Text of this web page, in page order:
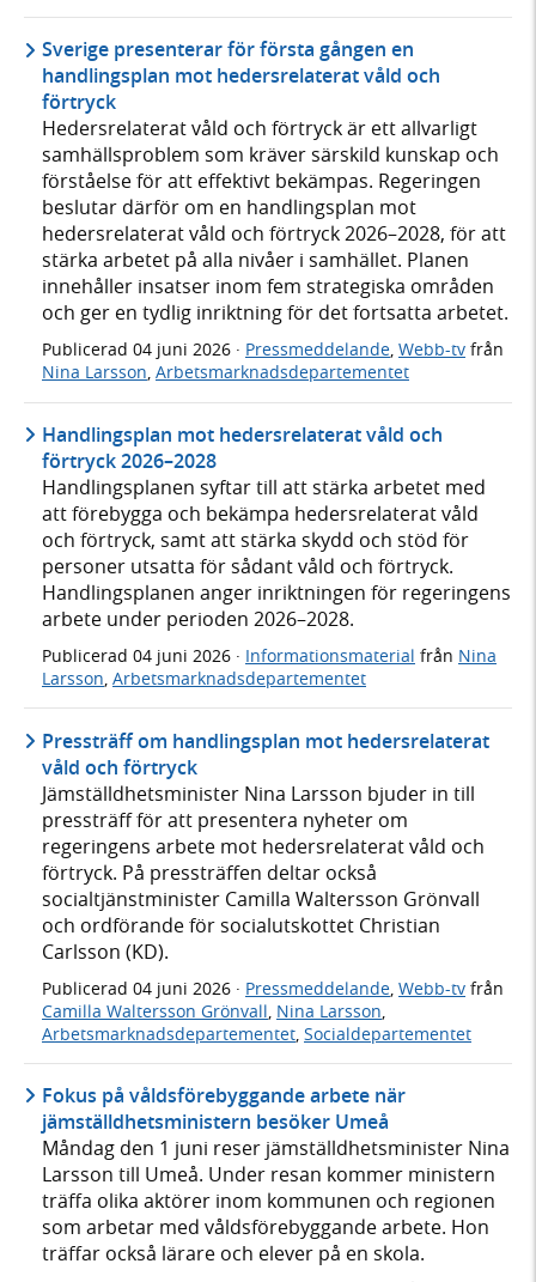
Sverige presenterar för första gången en
handlingsplan mot hedersrelaterat våld och
förtryck
Hedersrelaterat våld och förtryck är ett allvarligt
samhällsproblem som kräver särskild kunskap och
förståelse för att effektivt bekämpas. Regeringen
beslutar därför om en handlingsplan mot
hedersrelaterat våld och förtryck 2026–2028, för att
stärka arbetet på alla nivåer i samhället. Planen
innehåller insatser inom fem strategiska områden
och ger en tydlig inriktning för det fortsatta arbetet.
Publicerad 04 juni 2026 · Pressmeddelande, Webb-tv från
Nina Larsson, Arbetsmarknadsdepartementet
Handlingsplan mot hedersrelaterat våld och
förtryck 2026–2028
Handlingsplanen syftar till att stärka arbetet med
att förebygga och bekämpa hedersrelaterat våld
och förtryck, samt att stärka skydd och stöd för
personer utsatta för sådant våld och förtryck.
Handlingsplanen anger inriktningen för regeringens
arbete under perioden 2026–2028.
Publicerad 04 juni 2026 · Informationsmaterial från Nina
Larsson, Arbetsmarknadsdepartementet
Pressträff om handlingsplan mot hedersrelaterat
våld och förtryck
Jämställdhetsminister Nina Larsson bjuder in till
pressträff för att presentera nyheter om
regeringens arbete mot hedersrelaterat våld och
förtryck. På pressträffen deltar också
socialtjänstminister Camilla Waltersson Grönvall
och ordförande för socialutskottet Christian
Carlsson (KD).
Publicerad 04 juni 2026 · Pressmeddelande Webb-tv från
Camilla Waltersson Grönvall Nina Larsson
Arbetsmarknadsdepartementet Socialdepartementet
Fokus på våldsförebyggande arbete när
jämställdhetsministern besöker Umeå
Måndag den 1 juni reser jämställdhetsminister Nina
Larsson till Umeå. Under resan kommer ministern
träffa olika aktörer inom kommunen och regionen
som arbetar med våldsförebyggande arbete. Hon
träffar också lärare och elever på en skola.